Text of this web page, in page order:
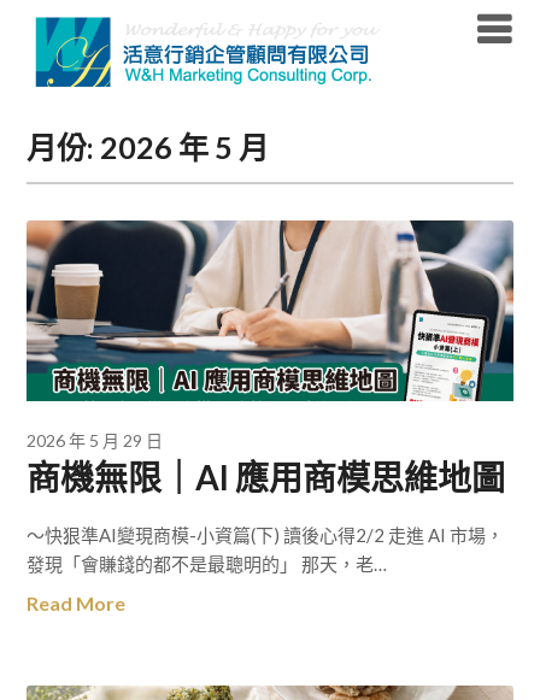
content
月份: 2026 年 5 月
2026 年 5 月 29 日
商機無限｜AI 應用商模思維地圖
～快狠準AI變現商模-小資篇(下) 讀後心得2/2 走進 AI 市場，
發現「會賺錢的都不是最聰明的」 那天，老…
Read More